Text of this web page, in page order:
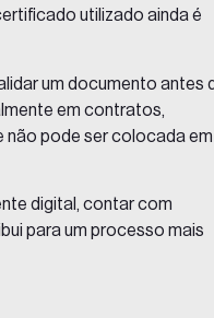
utilizado ainda é
um documento antes
em contratos,
não pode ser colocada em
digital, contar com
para um processo mais